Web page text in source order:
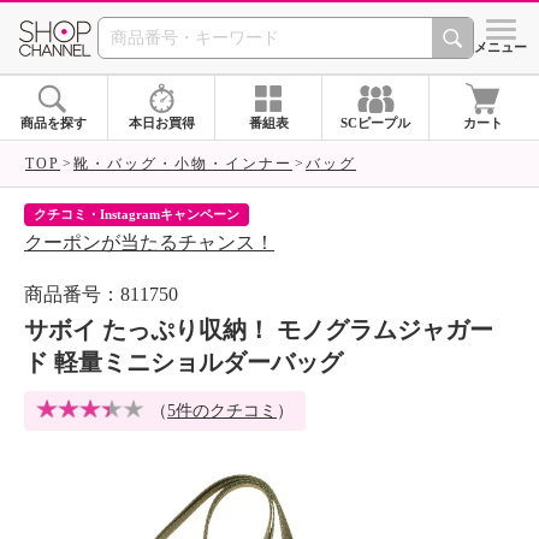
SHOP CHANNEL シメニュー
商品を探す 本日お買得 番組表 SCピープル カート
TOP 靴・バッグ・小物・インナー バッグ
クチコミ・Instagramキャンペーン
クーポンが当たるチャンス！
商品番号：811750
サボイ たっぷり収納！ モノグラムジャガー
ド 軽量ミニショルダーバッグ
（5件のクチコミ ）